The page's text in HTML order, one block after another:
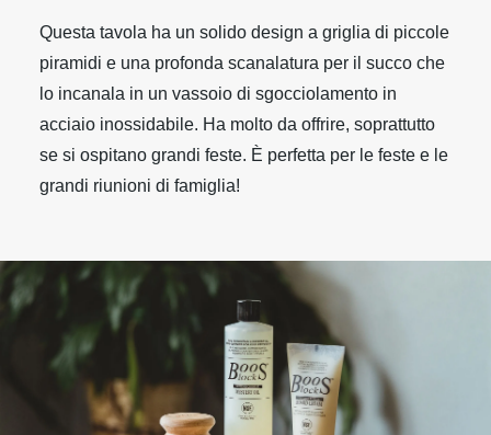
Questa tavola ha un solido design a griglia di piccole
piramidi e una profonda scanalatura per il succo che
lo incanala in un vassoio di sgocciolamento in
acciaio inossidabile. Ha molto da offrire, soprattutto
se si ospitano grandi feste. È perfetta per le feste e le
grandi riunioni di famiglia!